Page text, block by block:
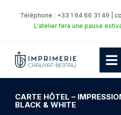
Téléphone : +33 1 64 66 31 49 |
L'atelier fera une pause
CARTE HÔTEL –
BLACK & WHITE